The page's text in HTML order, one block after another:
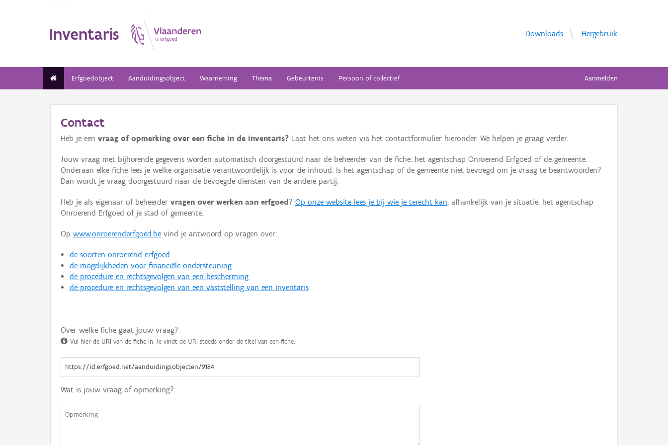
Inventaris Downloads Hergebruik
Erfgoedobject Aanduidingsobject Waarneming Thema Gebeurtenis Persoon of collectief Aanmelden
Contact
Heb je een vraag of opmerking over een fiche in de inventaris? Laat het ons weten via het contactformulier hieronder. We helpen je graag verder.
Jouw vraag met bijhorende gegevens worden automatisch doorgestuurd naar de beheerder van de fiche: het agentschap Onroerend Erfgoed of de gemeente.
Onderaan elke fiche lees je welke organisatie verantwoordelijk is voor de inhoud. Is het agentschap of de gemeente niet bevoegd om je vraag te beantwoorden?
Dan wordt je vraag doorgestuurd naar de bevoegde diensten van de andere partij.
Heb je als eigenaar of beheerder vragen over werken aan erfgoed ? Op onze website lees je bij wie je terecht kan, afhankelijk van je situatie: het agentschap
Onroerend Erfgoed of je stad of gemeente.
Op www.onroerenderfgoed.be vind je antwoord op vragen over:
de soorten onroerend erfgoed
de mogelijkheden voor financiële ondersteuning
de procedure en rechtsgevolgen van een bescherming
de procedure en rechtsgevolgen van een vaststelling van een inventaris
Over welke fiche gaat jouw vraag?
Vul hier de URI van de fiche in. Je vindt de URI steeds onder de titel van een fiche.
Wat is jouw vraag of opmerking?